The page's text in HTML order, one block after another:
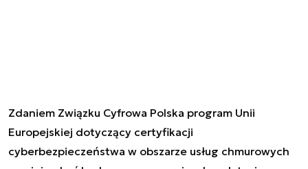
Zdaniem Związku Cyfrowa Polska program Unii
Europejskiej dotyczący certyfikacji
cyberbezpieczeństwa w obszarze usług chmurowych